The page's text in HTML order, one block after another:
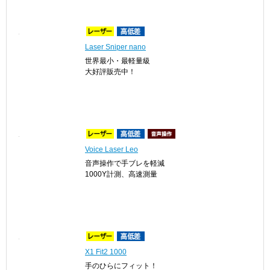
Laser Sniper nano
世界最小・最軽量級
大好評販売中！
Voice Laser Leo
音声操作で手ブレを軽減
1000Y計測、高速測量
X1 Fit2 1000
手のひらにフィット！